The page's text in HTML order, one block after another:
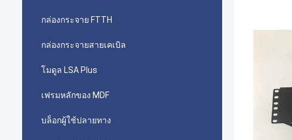
กล่องกระจาย FTTH
กล่องกระจายสายเคเบิล
โมดูล LSA Plus
เฟรมหลักของ MDF
บล็อกผู้ใช้ปลายทาง